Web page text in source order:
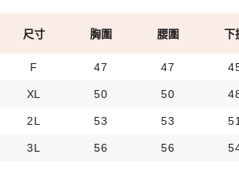
尺寸 胸圍 腰圍 下
F 47 47
XL 50 50
2L 53 53 51
3L 56 56